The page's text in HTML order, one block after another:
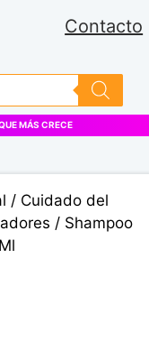
Contacto
MÁS CRECE
/ Cuidado del
/ Shampoo